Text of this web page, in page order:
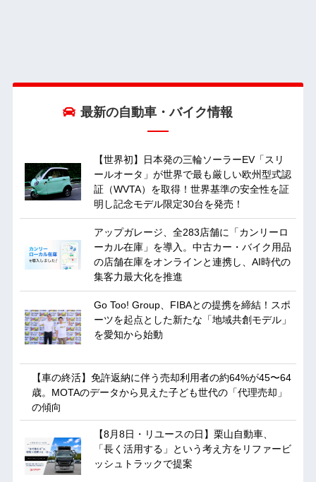
最新の自動車・バイク情報
【世界初】日本発の三輪ソーラーEV「スリ
ールオータ」が世界で最も厳しい欧州型式認
証（WVTA）を取得！世界基準の安全性を証
明し記念モデル限定30台を発売！
アップガレージ、全283店舗に「カンリーロ
ーカル在庫」を導入。中古カー・バイク用品
の店舗在庫をオンラインと連携し、AI時代の
集客力最大化を推進
Go Too! Group、FIBAとの提携を締結！スポ
ーツを起点とした新たな「地域共創モデル」
を愛知から始動
【車の終活】免許返納に伴う売却利用者の約64%が45〜64
歳。MOTAのデータから見えた子ども世代の「代理売却」
の傾向
【8月8日・リユースの日】栗山自動車、
「長く活用する」という考え方をリファービ
ッシュトラックで提案